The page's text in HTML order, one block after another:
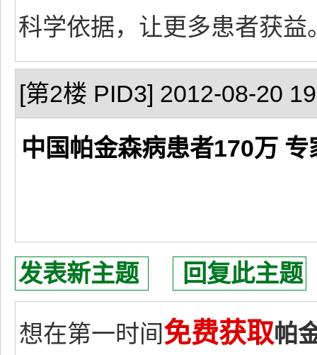
科学依据，让更多患者获益
[第2楼 PID3] 2012-08-20
中国帕金森病患者170万
发表新主题 回复此主题
想在第一时间免费获取帕